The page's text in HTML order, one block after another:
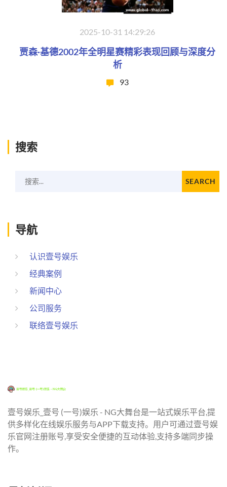
2025-10-31 14:29:26
贾森·基德2002年全明星赛精彩表现回顾与深度分
析
93
搜索
搜索... SEARCH
导航
认识壹号娱乐
经典案例
新闻中心
公司服务
联络壹号娱乐
壹号娱乐_壹号 (一号)娱乐 - NG大舞台是一站式娱乐平台,提
供多样化在线娱乐服务与APP下载支持。用户可通过壹号娱
乐官网注册账号,享受安全便捷的互动体验,支持多端同步操
作。